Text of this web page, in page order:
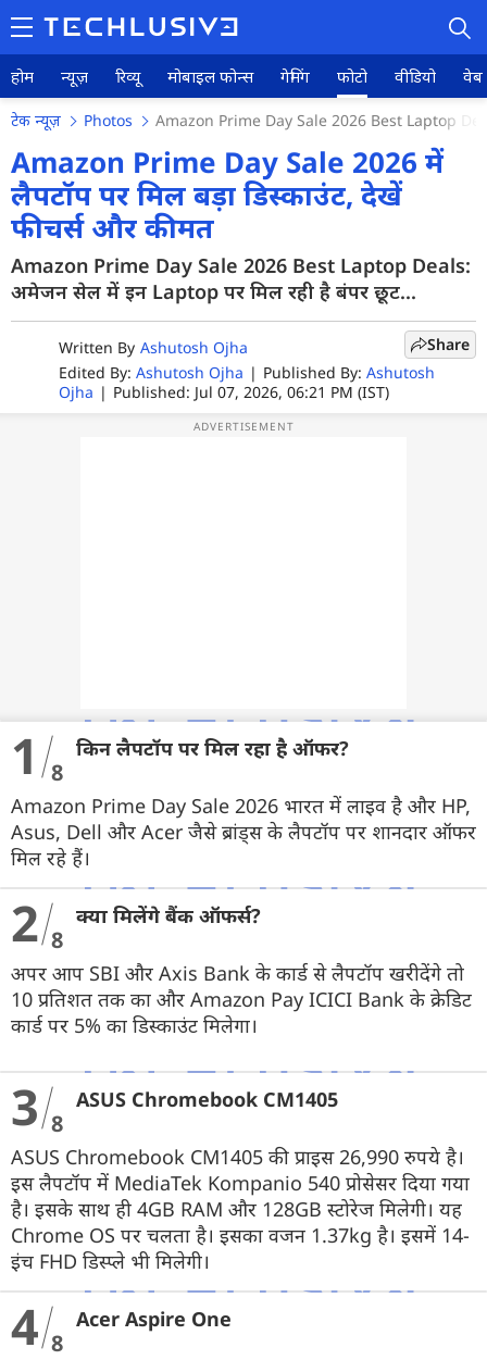
होम न्यूज़ रिव्यू मोबाइल फोन्स गेमिंग फोटो वीडियो वेब
होम
न्यूज़
रिव्यू
मोबाइल फोन्स
टेक न्यूज़ Photos Amazon Prime Day Sale 2026 Best Laptop
Amazon Prime Day Sale 2026 में
लैपटॉप पर मिल बड़ा डिस्काउंट, देखें
फीचर्स और कीमत
Amazon Prime Day Sale 2026 Best Laptop Deals:
अमेजन सेल में इन Laptop पर मिल रही है बंपर छूट...
Written By Ashutosh Ojha
Edited By: Ashutosh Ojha | Published By: Ashutosh
Ojha | Published: Jul 07, 2026, 06:21 PM (IST)
Share
1 8
किन लैपटॉप पर मिल रहा है ऑफर?
Amazon Prime Day Sale 2026 भारत में लाइव है और HP,
Asus, Dell और Acer जैसे ब्रांड्स के लैपटॉप पर शानदार ऑफर
मिल रहे हैं।
2 8
क्या मिलेंगे बैंक ऑफर्स?
अपर आप SBI और Axis Bank के कार्ड से लैपटॉप खरीदेंगे तो
10 प्रतिशत तक का और Amazon Pay ICICI Bank के क्रेडिट
कार्ड पर 5% का डिस्काउंट मिलेगा।
3 8
ASUS Chromebook CM1405
ASUS Chromebook CM1405 की प्राइस 26,990 रुपये है।
इस लैपटॉप में MediaTek Kompanio 540 प्रोसेसर दिया गया
है। इसके साथ ही 4GB RAM और 128GB स्टोरेज मिलेगी। यह
Chrome OS पर चलता है। इसका वजन 1.37kg है। इसमें 14-
इंच FHD डिस्प्ले भी मिलेगी।
4 8
Acer Aspire One